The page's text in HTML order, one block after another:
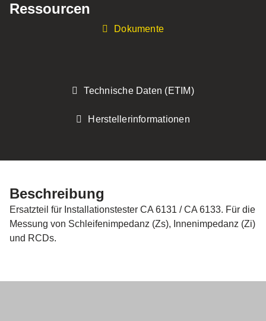
Ressourcen
Dokumente
Technische Daten (ETIM)
Herstellerinformationen
Beschreibung
Ersatzteil für Installationstester CA 6131 / CA 6133. Für die
Messung von Schleifenimpedanz (Zs), Innenimpedanz (Zi)
und RCDs.